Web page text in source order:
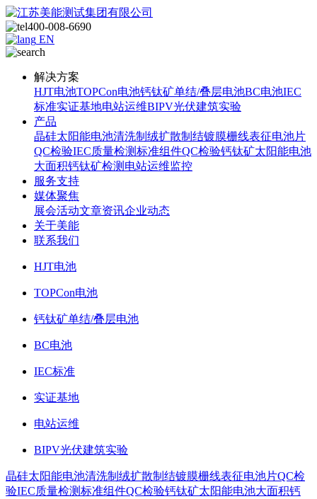
400-008-6690
EN
解决方案
HJT电池TOPCon电池钙钛矿单结/叠层电池BC电池IEC
标准实证基地电站运维BIPV光伏建筑实验
产品
晶硅太阳能电池清洗制绒扩散制结镀膜栅线表征电池片
QC检验IEC质量检测标准组件QC检验钙钛矿太阳能电池
大面积钙钛矿检测 电站运维监控
服务支持
媒体聚焦
展会活动文章资讯企业动态
关于美能
联系我们
HJT电池
TOPCon电池
钙钛矿单结/叠层电池
BC电池
IEC标准
实证基地
电站运维
BIPV光伏建筑实验
晶硅太阳能电池清洗制绒扩散制结镀膜栅线表征电池片QC检
验IEC质量检测标准组件QC检验钙钛矿太阳能电池大面积钙